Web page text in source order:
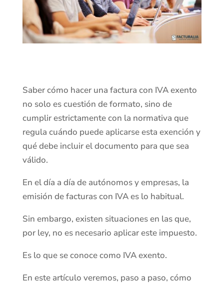
Saber cómo hacer una factura con IVA exento
no solo es cuestión de formato, sino de
cumplir estrictamente con la normativa que
regula cuándo puede aplicarse esta exención y
qué debe incluir el documento para que sea
válido.
En el día a día de autónomos y empresas, la
emisión de facturas con IVA es lo habitual.
Sin embargo, existen situaciones en las que,
por ley, no es necesario aplicar este impuesto.
Es lo que se conoce como IVA exento.
En este artículo veremos, paso a paso, cómo